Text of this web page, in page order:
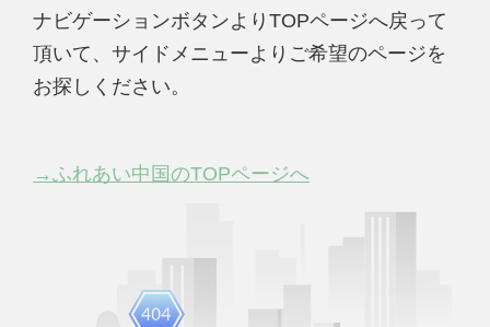
ナビゲーションボタンよりTOPページへ戻って
頂いて、サイドメニューよりご希望のページを
お探しください。
→ふれあい中国のTOPページへ